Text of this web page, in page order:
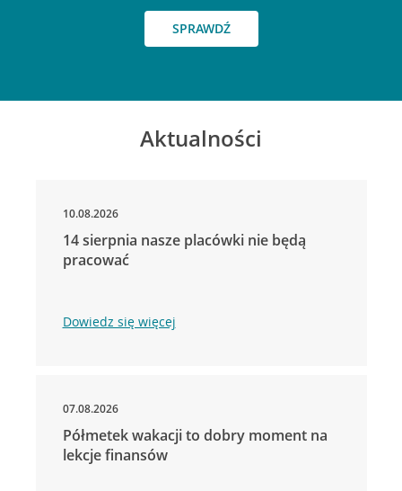
SPRAWDŹ
Aktualności
10.08.2026
14 sierpnia nasze placówki nie będą
pracować
Dowiedz się więcej
07.08.2026
Półmetek wakacji to dobry moment na
lekcje finansów